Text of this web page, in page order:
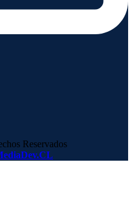
Reservados